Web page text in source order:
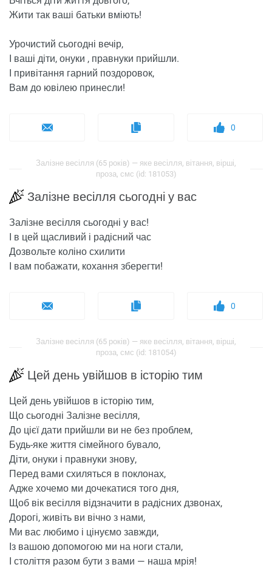
Жити так ваші батьки вміють!
Урочистий сьогодні вечір,
І ваші діти, онуки , правнуки прийшли.
І привітання гарний поздоровок,
Вам до ювілею принесли!
0
Залізне весілля (65 років) — яке весілля, вітання, вірші,
проза, смс (id: 181053)
Залізне весілля сьогодні у вас
Залізне весілля сьогодні у вас!
І в цей щасливий і радісний час
Дозвольте коліно схилити
І вам побажати, кохання зберегти!
0
Залізне весілля (65 років) — яке весілля, вітання, вірші,
проза, смс (id: 181054)
Цей день увійшов в історію тим
Цей день увійшов в історію тим,
Що сьогодні Залізне весілля,
До цієї дати прийшли ви не без проблем,
Будь-яке життя сімейного бувало,
Діти, онуки і правнуки знову,
Перед вами схиляться в поклонах,
Адже хочемо ми дочекатися того дня,
Щоб вік весілля відзначити в радісних дзвонах,
Дорогі, живіть ви вічно з нами,
Ми вас любимо і цінуємо завжди,
Із вашою допомогою ми на ноги стали,
І століття разом бути з вами — наша мрія!